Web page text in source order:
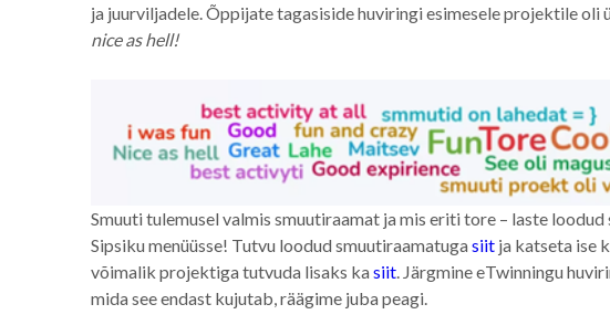
ja juurviljadele. Õppijate tagasiside huviringi esimesele projektile oli
nice as hell!
Smuuti tulemusel valmis smuutiraamat ja mis eriti tore – laste
Sipsiku menüüsse! Tutvu loodud smuutiraamatugasiit ja katseta ise
võimalik projektiga tutvuda lisaks kasiit . Järgmine eTwinningu
mida see endast kujutab, räägime juba peagi.